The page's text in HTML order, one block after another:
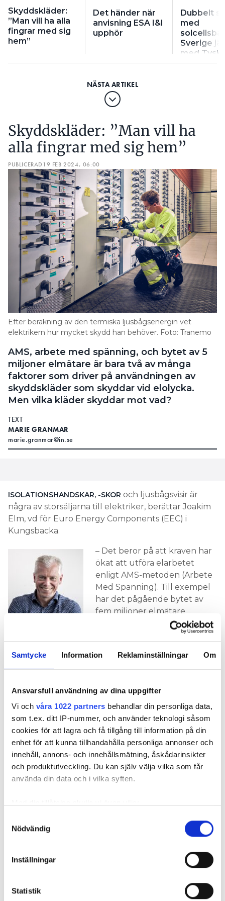
Samtycke Information Reklaminställningar Om
Ansvarsfull användning av dina uppgifter
Vi och våra 1022 partners behandlar din personliga data,
som t.ex. ditt IP-nummer, och använder teknologi såsom
cookies för att lagra och få tillgång till information på din
enhet för att kunna tillhandahålla personliga annonser och
innehåll, annons- och innehållsmätning, åskådarinsikter
och produktutveckling. Du kan själv välja vilka som får
använda din data och i vilka syften.
som kan ha en noggrannhet på upp till flera meter
Ta reda på mer om hur dina personliga uppgifter
Du kan ändra eller dra tillbaka ditt samtycke när som
Nödvändig
Inställningar
Statistik
Skyddskläder:
”Man vill ha alla
fingrar med sig
hem”
Det händer när
anvisning ESA I&I
upphör
Dubbelt
med
Sverige
med
Skyddskläder: ”Man vill ha
alla fingrar med sig hem”
PUBLICERAD 19 FEB 2024, 06:00
Efter beräkning av den termiska ljusbågsenergin vet
elektrikern hur mycket skydd han behöver. Foto: Tranemo
AMS, arbete med spänning, och bytet av 5
miljoner elmätare är bara två av många
faktorer som driver på användningen av
skyddskläder som skyddar vid elolycka.
Men vilka kläder skyddar mot vad?
TEXT
MARIE GRANMAR
marie.granmar@in.se
ISOLATIONSHANDSKAR, -SKOR och ljusbågsvisir är
några av storsäljarna till elektriker, berättar Joakim
Elm, vd för Euro Energy Components (EEC) i
Kungsbacka.
– Det beror på att kraven har
ökat att utföra elarbetet
enligt AMS-metoden (Arbete
Med Spänning). Till exempel
har det pågående bytet av
fem miljoner elmätare
förändrat synen på säkerhet.
Det finns också flera företag
Ett ytterligare skäl till ökningen kan vara att
utrusta sina installatörer och tekniker med rätt
PPE-utrustning, menar Joakim Elm. Båda
branscherna hanterar batterier och höga DC-
spänningar.
”Det ska vara funktionellt och
bekvämt. Till exempel byts den
klassiska hantverksjackan ut mot
tillsammans med softshelljacka
GLENN SVENSSON, PRODUKTCHEF BLÅKLÄDER
ELEKTRIKER, HUR SER NI UT EGENTLIGEN?